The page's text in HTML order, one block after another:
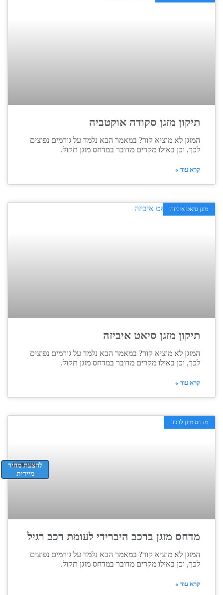
תיקון מזגן סקודה אוקטביה
המזגן לא מוציא קור? במאמר הבא נלמד על גורמים נפוצים
לכך, וכן באילו מקרים מדובר במדחס מזגן תקול.
קרא עוד »
מזגן סיאט איביזה
תיקון מזגן סיאט איביזה
המזגן לא מוציא קור? במאמר הבא נלמד על גורמים נפוצים
לכך, וכן באילו מקרים מדובר במדחס מזגן תקול.
קרא עוד »
מדחס מזגן לרכב
מדחס מזגן ברכב היברידי לעומת רכב רגיל
המזגן לא מוציא קור? במאמר הבא נלמד על גורמים נפוצים
לכך, וכן באילו מקרים מדובר במדחס מזגן תקול.
קרא עוד »
להצעת מחיר
מיידית